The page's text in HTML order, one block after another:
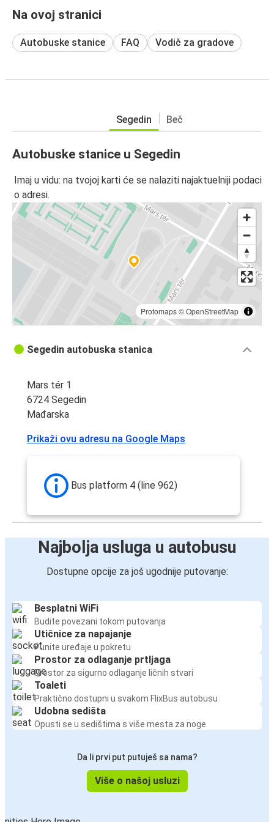
Na ovoj stranici
Autobuske stanice FAQ Vodič za gradove
Segedin Beč
Autobuske stanice u Segedin
Imaj u vidu: na tvojoj karti će se nalaziti najaktuelniji podaci
o adresi.
Protomaps©OpenStreetMap
Segedin autobuska stanica
Mars tér 1
6724 Segedin
Mađarska
Prikaži ovu adresu na Google Maps
Bus platform 4 (line 962)
Najbolja usluga u autobusu
Dostupne opcije za još ugodnije putovanje:
Besplatni WiFi
Budite povezani tokom putovanja
Utičnice za napajanje
Punite uređaje u pokretu
Prostor za odlaganje prtljaga
Prostor za sigurno odlaganje ličnih stvari
Toaleti
Praktično dostupni u svakom FlixBus autobusu
Udobna sedišta
Opusti se u sedištima s više mesta za noge
Da li prvi put putuješ sa nama?
Više o našoj usluzi